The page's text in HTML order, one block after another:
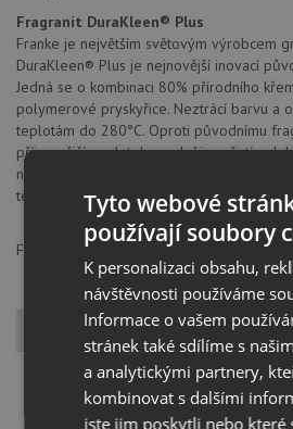
Fragranit DuraKleen® Plus
Franke je největším světovým výrobcem
DuraKleen® Plus je nejnovější inovací
Jedná se o kombinaci 80% přírodního
polymerové pryskyřice. Neztrácí barvu a
teplotám do 280°C. Oproti původnímu
příjemnější na dotek, snadněji se čistí,
nečistot a poškrábání. Granitové dřezy
technologií Sanitized, která snižuje růst
Franke s.r.o., Kolbenova 17, 19000, Praha
Dostupné varianty
Tyto webové
používají soubory
K personalizaci obsahu,
návštěvnosti používáme
Informace o vašem
stránek také sdílíme s
a analytickými partnery,
kombinovat s dalšími
jste jim poskytli nebo které